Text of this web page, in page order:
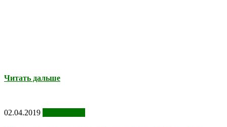
Читать дальше
02.04.2019